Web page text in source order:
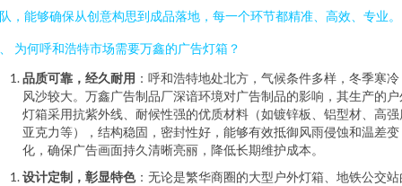
，能够确保从创意构思到成品落地，每一个环节都精准、高效、专业。
为何呼和浩特市场需要万鑫的广告灯箱？
品质可靠，经久耐用 ：呼和浩特地处北方，气候条件多样，冬季寒
风沙较大。万鑫广告制品厂深谙环境对广告制品的影响，其生产的户
灯箱采用抗紫外线、耐候性强的优质材料（如镀锌板、铝型材、高强
亚克力等），结构稳固，密封性好，能够有效抵御风雨侵蚀和温差变
化，确保广告画面持久清晰亮丽，降低长期维护成本。
设计定制，彰显特色：无论是繁华商圈的大型户外灯箱、地铁公交站